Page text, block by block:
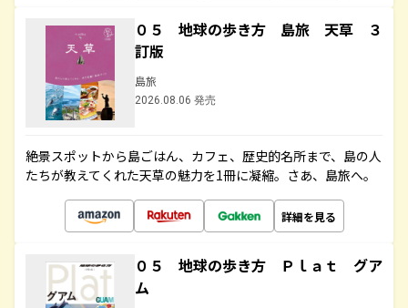
０５ 地球の歩き方 島旅 天草 ３
訂版
島旅
2026.08.06 発売
絶景スポットから島ごはん、カフェ、歴史的名所まで、島の人
たちが教えてくれた天草の魅力を1冊に凝縮。さあ、島旅へ。
詳細を見る
０５ 地球の歩き方 Ｐｌａｔ グア
ム